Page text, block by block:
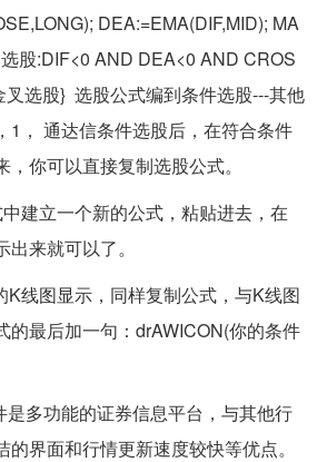
DEA:=EMA(DIF,MID); MA
股:DIF<0 AND DEA<0 AND CROS
叉选股} 选股公式编到条件选股---其他
1， 通达信条件选股后，在符合条件
你可以直接复制选股公式。
建立一个新的公式，粘贴进去，在
来就可以了。
线图显示，同样复制公式，与K线图
的最后加一句：drAWICON(你的条件
是多功能的证券信息平台，与其他行
界面和行情更新速度较快等优点。